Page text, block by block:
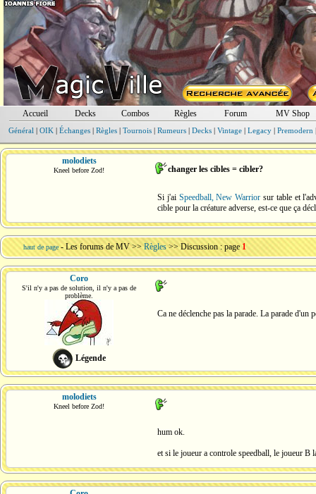
Accueil Decks Combos Règles Forum MV Shop
Général | OIK | Échanges| Règles| Tournois| Rumeurs| Decks| Vintage| Legacy| Premodern
molodiets
Kneel before Zod! changer les cibles = cibler?
Si j'ai Speedball, New Warrior sur table et
cible pour la créature adverse, est-ce que ça
haut de page -Les forums de MV>>Règles>> Discussion : page1
Coro
S'il n'y a pas de solution, il n'y a pas de
problème.
Légende
Ca ne déclenche pas la parade. La parade d'un
molodiets
Kneel before Zod!
hum ok.
et si le joueur a controle speedball, le joueur B